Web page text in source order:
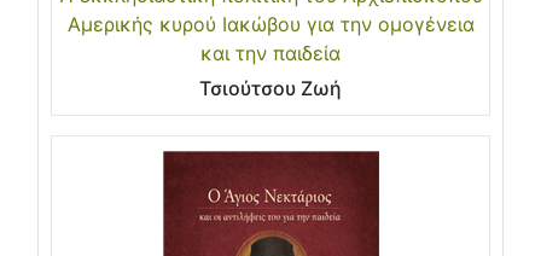
Αμερικής κυρού Ιακώβου για την ομογένεια
και την παιδεία
Τσιούτσου Ζωή